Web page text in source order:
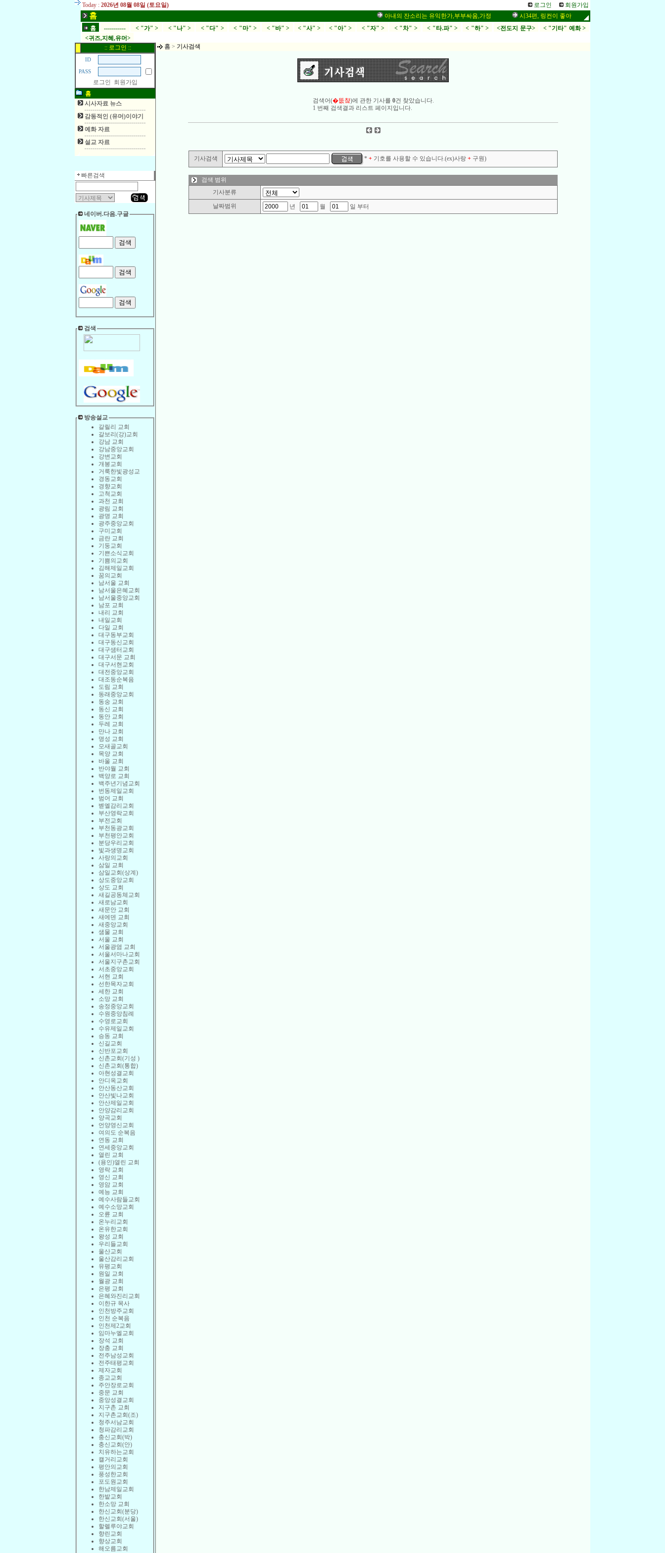
Today : 2026년 08월 08일 (토요일) 로그인 회원가입
홈 아내의 잔소리는 유익한가,부부싸움,가정 시34편, 링컨이 좋아하는 말씀,응답,두려움
홈
----------- < "가" > < "나" > < "다" > < "마" > < "바" > < "사" > < "아" > < "자" > < "차" > < "타.파" > < "하" > <전도지 문구>
< "기타" 예화 >
<귀즈,지혜,유머>
:: 로그인 ::
ID
PASS
로그인
회원가입
홈
시사자료 뉴스
감동적인 (유머)이야기
예화 자료
설교 자료
빠른검색
네이버.다음.구글
검색
방송설교
갈릴리 교회
갈보리(강)교회
강남 교회
강남중앙교회
강변교회
개봉교회
거룩한빛광성교
경동교회
경향교회
고척교회
과천 교회
광림 교회
광명 교회
광주중앙교회
구미교회
금란 교회
기둥교회
기쁜소식교회
기쁨의교회
김해제일교회
꿈의교회
남서울 교회
남서울은혜교회
남서울중앙교회
남포 교회
내리 교회
내일교회
다일 교회
대구동부교회
대구동신교회
대구샘터교회
대구서문 교회
대구서현교회
대전중앙교회
대조동순복음
도림 교회
동래중앙교회
동숭 교회
동신 교회
동안 교회
두레 교회
만나 교회
명성 교회
모새골교회
목양 교회
바울 교회
반야월 교회
백양로 교회
백주년기념교회
번동제일교회
범어 교회
벧엘감리교회
부산영락교회
부전교회
부천동광교회
부천평안교회
분당우리교회
빛과생명교회
사랑의교회
삼일 교회
삼일교회(상계)
상도중앙교회
상도 교회
새길공동체교회
새로남교회
새문안 교회
새에덴 교회
새중앙교회
샘물 교회
서울 교회
서울광염 교회
서울서마나교회
서울지구촌교회
서초중앙교회
서현 교회
선한목자교회
세한 교회
소망 교회
송정중앙교회
수원중앙침례
수영로교회
수유제일교회
승동 교회
신길교회
신반포교회
신촌교회(기성 )
신촌교회(통합)
아현성결교회
안디옥교회
안산동산교회
안산빛나교회
안산제일교회
안양감리교회
양곡교회
언양영신교회
여의도 순복음
연동 교회
연세중앙교회
열린 교회
(용인)열린 교회
영락 교회
영신 교회
영암 교회
예능 교회
예수사람들교회
예수소망교회
오륜 교회
온누리교회
온유한교회
왕성 교회
우리들교회
울산교회
울산감리교회
유평교회
원일 교회
월광 교회
은평 교회
은혜와진리교회
이한규 목사
인천방주교회
인천 순복음
인천제2교회
임마누엘교회
장석 교회
장충 교회
전주남성교회
전주태평교회
제자교회
종교교회
주안장로교회
중문 교회
중앙성결교회
지구촌 교회
지구촌교회(조)
청주서남교회
청파감리교회
충신교회(박)
충신교회(안)
치유하는교회
캘거리교회
평안의교회
풍성한교회
포도원교회
한남제일교회
한밭교회
한소망 교회
한신교회(분당)
한신교회(서울)
할렐루야교회
향린교회
향상교회
해오름교회
홈 > 기사검색
검색어(�뚮챸)에 관한 기사를 0건 찾았습니다.
1 번째 검색결과 리스트 페이지입니다.
기사검색 * + 기호를 사용할 수 있습니다.(ex)사랑 + 구원)
검색 범위
기사분류
날짜범위
년 월 일 부터